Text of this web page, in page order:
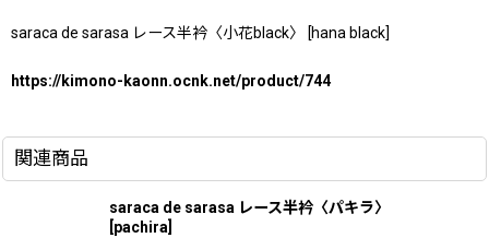
saraca de sarasa レース半衿〈小花black〉 [hana black]
https://kimono-kaonn.ocnk.net/product/744
関連商品
saraca de sarasa レース半衿〈パキラ〉
pachira